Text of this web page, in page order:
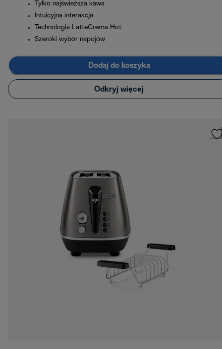
Tylko najświeższa kawa
Intuicyjna interakcja
Technologia LatteCrema Hot
Szeroki wybór napojów
Dodaj do koszyka
Odkryj więcej